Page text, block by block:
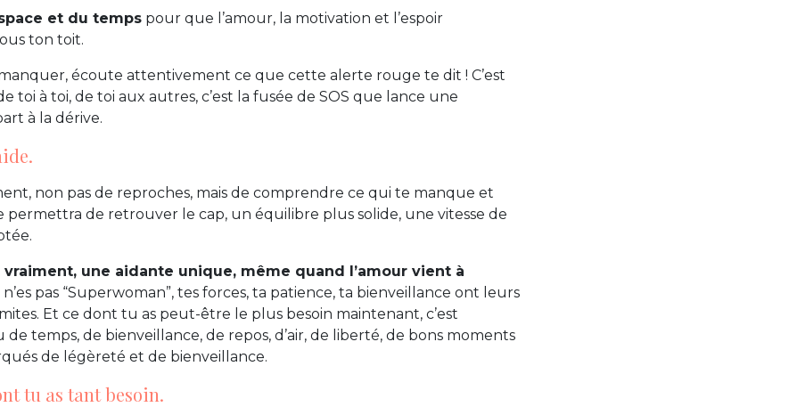
et du temps pour que l’amour, la motivation et l’espoir
ton toit.
écoute attentivement ce que cette alerte rouge te dit ! C’est
toi à toi, de toi aux autres, c’est la fusée de SOS que lance une
à la dérive.
non pas de reproches, mais de comprendre ce qui te manque et
permettra de retrouver le cap, un équilibre plus solide, une vitesse de
vraiment, une aidante unique, même quand l’amour vient à
n’es pas “Superwoman”, tes forces, ta patience, ta bienveillance ont leurs
Et ce dont tu as peut-être le plus besoin maintenant, c’est
de temps, de bienveillance, de repos, d’air, de liberté, de bons moments
de légèreté et de bienveillance.
tu as tant besoin.